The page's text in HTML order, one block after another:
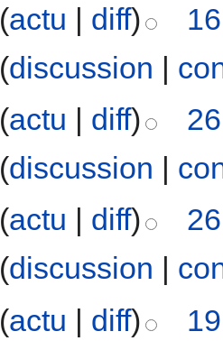
(actu | diff)
(discussion |
(actu | diff)
(discussion |
(actu diff)
(discussion
(actu | diff)